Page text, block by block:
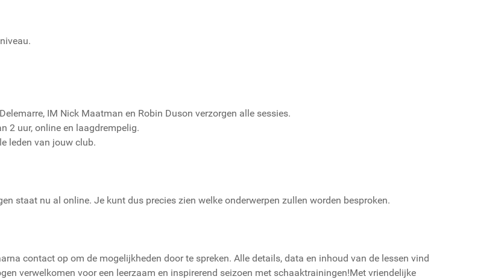
IM Nick Maatman en Robin Duson verzorgen alle sessies.
2 uur, online en laagdrempelig.
leden van jouw club.
staat nu al online. Je kunt dus precies zien welke onderwerpen zullen worden besproken.
contact op om de mogelijkheden door te spreken. Alle details, data en inhoud van de lessen vind
verwelkomen voor een leerzaam en inspirerend seizoen met schaaktrainingen!Met vriendelijke